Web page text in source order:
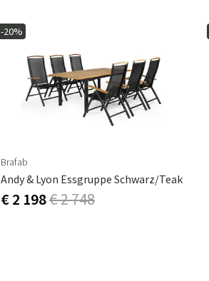
-20%
Brafab
Andy & Lyon Essgruppe Schwarz/teak
€ 2 198€ 2 748